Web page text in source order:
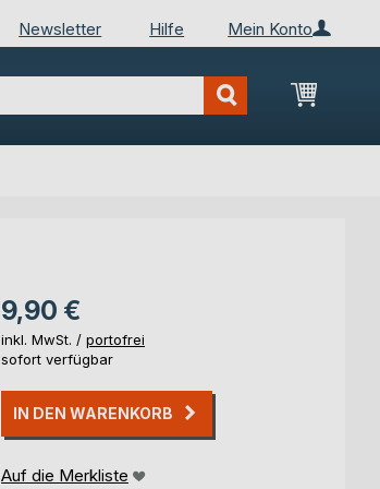
Mein Konto
Newsletter Hilfe
Mein
9,90 €
inkl. MwSt. / portofrei
sofort verfügbar
IN DEN WARENKORB
Auf die Merkliste